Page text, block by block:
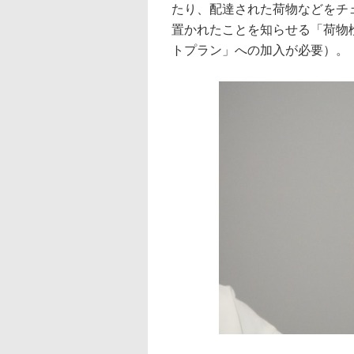
たり、配達された荷物などをチ
置かれたことを知らせる「荷
トプラン」への加入が必要）。